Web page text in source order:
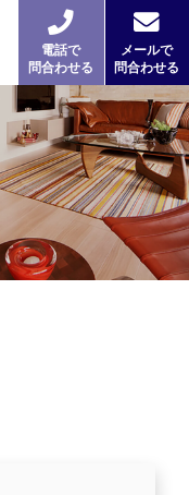
電話で
問合わせる
メールで
問合わせる